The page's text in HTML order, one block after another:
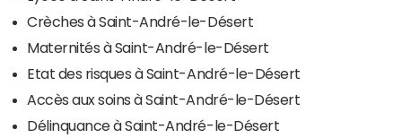
Crèches à Saint-André-le-Désert
Maternités à Saint-André-le-Désert
Etat des risques à Saint-André-le-Désert
Accès aux soins à Saint-André-le-Désert
Délinquance à Saint-André-le-Désert